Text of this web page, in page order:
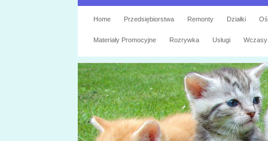
Home Przedsiębiorstwa Remonty Działki
Materiały Promocyjne Rozrywka Usługi Wczasy